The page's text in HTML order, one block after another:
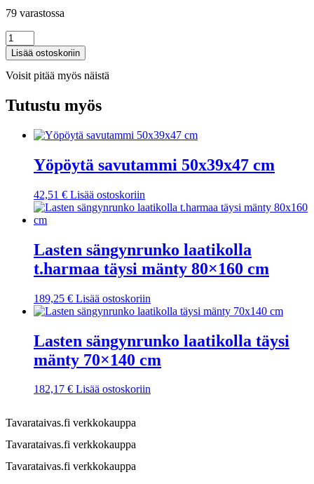
79 varastossa
Aurinkotuoli
tyynyillä
55x199x30
cm
määrä
Lisää ostoskoriin
Voisit pitää myös näistä
Tutustu myös
Yöpöytä savutammi 50x39x47 cm
42,51 € Lisää ostoskoriin
Lasten sängynrunko laatikolla
t.harmaa täysi mänty 80×160 cm
189,25 € Lisää ostoskoriin
Lasten sängynrunko laatikolla täysi
mänty 70×140 cm
182,17 € Lisää ostoskoriin
Tavarataivas.fi verkkokauppa
Tavarataivas.fi verkkokauppa
Tavarataivas.fi verkkokauppa